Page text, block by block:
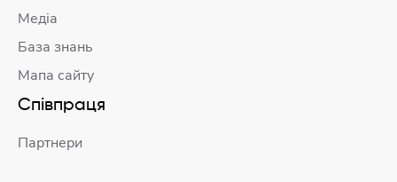
Медіа
База знань
Мапа сайту
Співпраця
Партнери